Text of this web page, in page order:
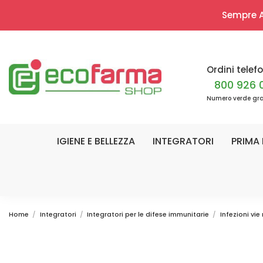
Sempre
Ordini
800 926
Numero verde
IGIENE E BELLEZZA INTEGRATORI PRIMA
Home Integratori Integratori per le difese immunitarie Infezioni vie